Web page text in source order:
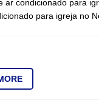
ar condicionado para
para igreja no